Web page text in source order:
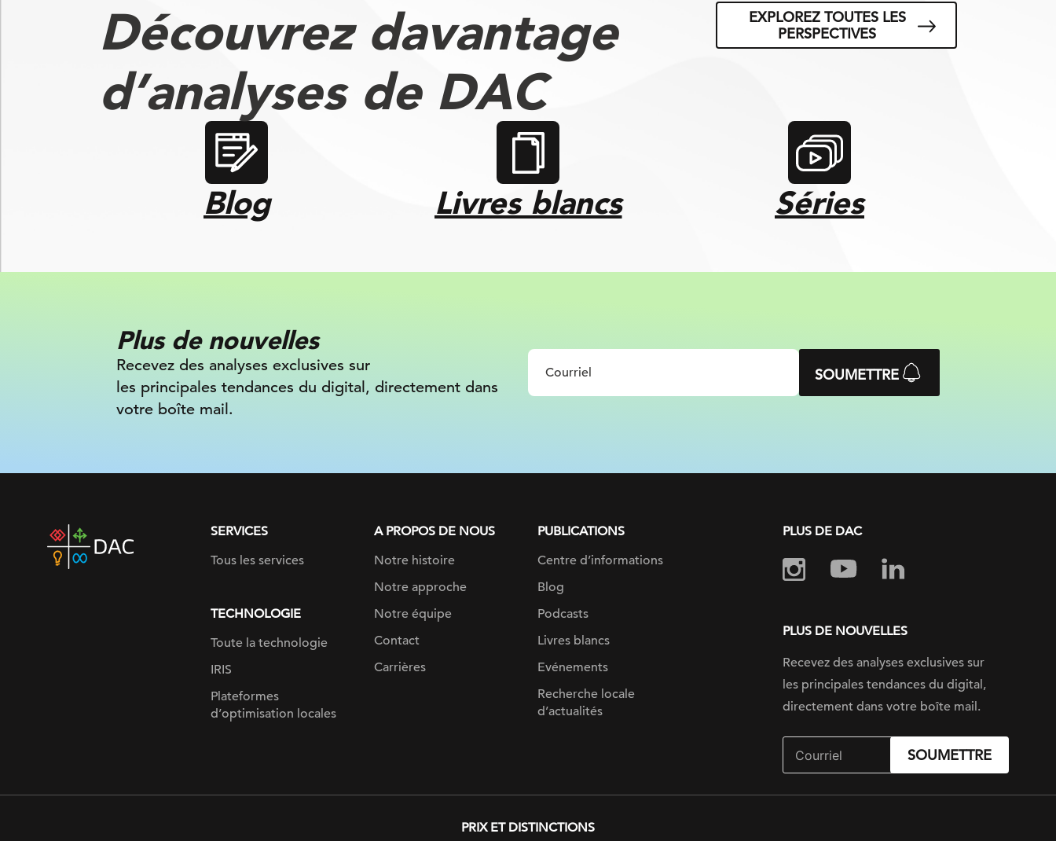
Découvrez davantage
d’analyses de DAC
EXPLOREZ TOUTES LES
PERSPECTIVES
Blog Livres blancs Séries
Plus de nouvelles
Recevez des analyses exclusives sur
les principales tendances du digital, directement dans
votre boîte mail.
SOUMETTRE
DAC
home
SERVICES
Tous les services
TECHNOLOGIE
Toute la technologie
IRIS
Plateformes
d’optimisation locales
A PROPOS DE NOUS
Notre histoire
Notre approche
Notre équipe
Contact
Carrières
PUBLICATIONS
Centre d’informations
Blog
Podcasts
Livres blancs
Evénements
Recherche locale
d’actualités
PLUS DE DAC
PLUS DE NOUVELLES
Recevez des analyses exclusives sur
les principales tendances du digital,
directement dans votre boîte mail.
SOUMETTRE
PRIX ​​ET DISTINCTIONS